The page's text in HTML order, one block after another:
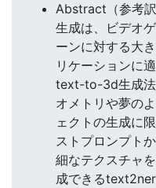
Abstract（参考
生成は、ビデオ
ーンに対する大
リケーションに
text-to-3d生成法
オメトリや夢の
ェクトの生成に
ストプロンプト
細なテクスチャ
成できる